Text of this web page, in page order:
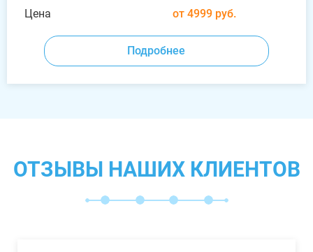
Цена
от 4999 руб.
Подробнее
ОТЗЫВЫ НАШИХ КЛИЕНТОВ